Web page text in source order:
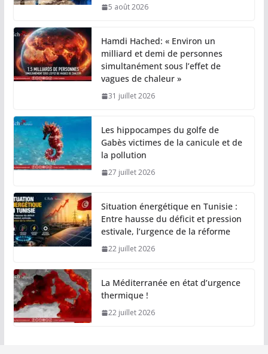
5 août 2026
Hamdi Hached: « Environ un
milliard et demi de personnes
simultanément sous l’effet de
vagues de chaleur »
31 juillet 2026
Les hippocampes du golfe de
Gabès victimes de la canicule et de
la pollution
27 juillet 2026
Situation énergétique en Tunisie :
Entre hausse du déficit et pression
estivale, l’urgence de la réforme
22 juillet 2026
La Méditerranée en état d’urgence
thermique !
22 juillet 2026